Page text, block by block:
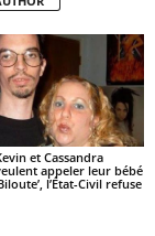
et Cassandra
appeler leur bébé
l’État-Civil refuse